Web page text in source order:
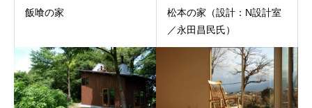
飯喰の家
松本の家（設計：N設計室
／永田昌民氏）